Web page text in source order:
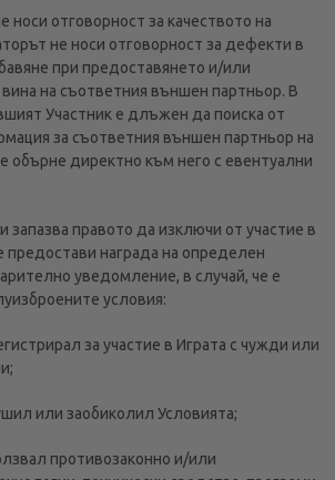
носи отговорност за качеството на
не носи отговорност за дефекти в
при предоставянето и/или
на съответния външен партньор. В
Участник е длъжен да поиска от
за съответния външен партньор на
обърне директно към него с евентуални
запазва правото да изключи от участие в
предостави награда на определен
уведомление, в случай, че е
условия:
за участие в Играта с чужди или
или заобиколил Условията;
противозаконно и/или